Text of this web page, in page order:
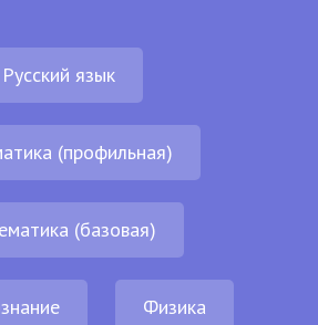
Русский язык
(профильная)
(базовая)
Физика